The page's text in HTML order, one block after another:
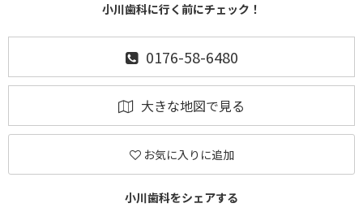
小川歯科に行く前にチェック！
0176-58-6480
大きな地図で見る
お気に入りに追加
小川歯科をシェアする